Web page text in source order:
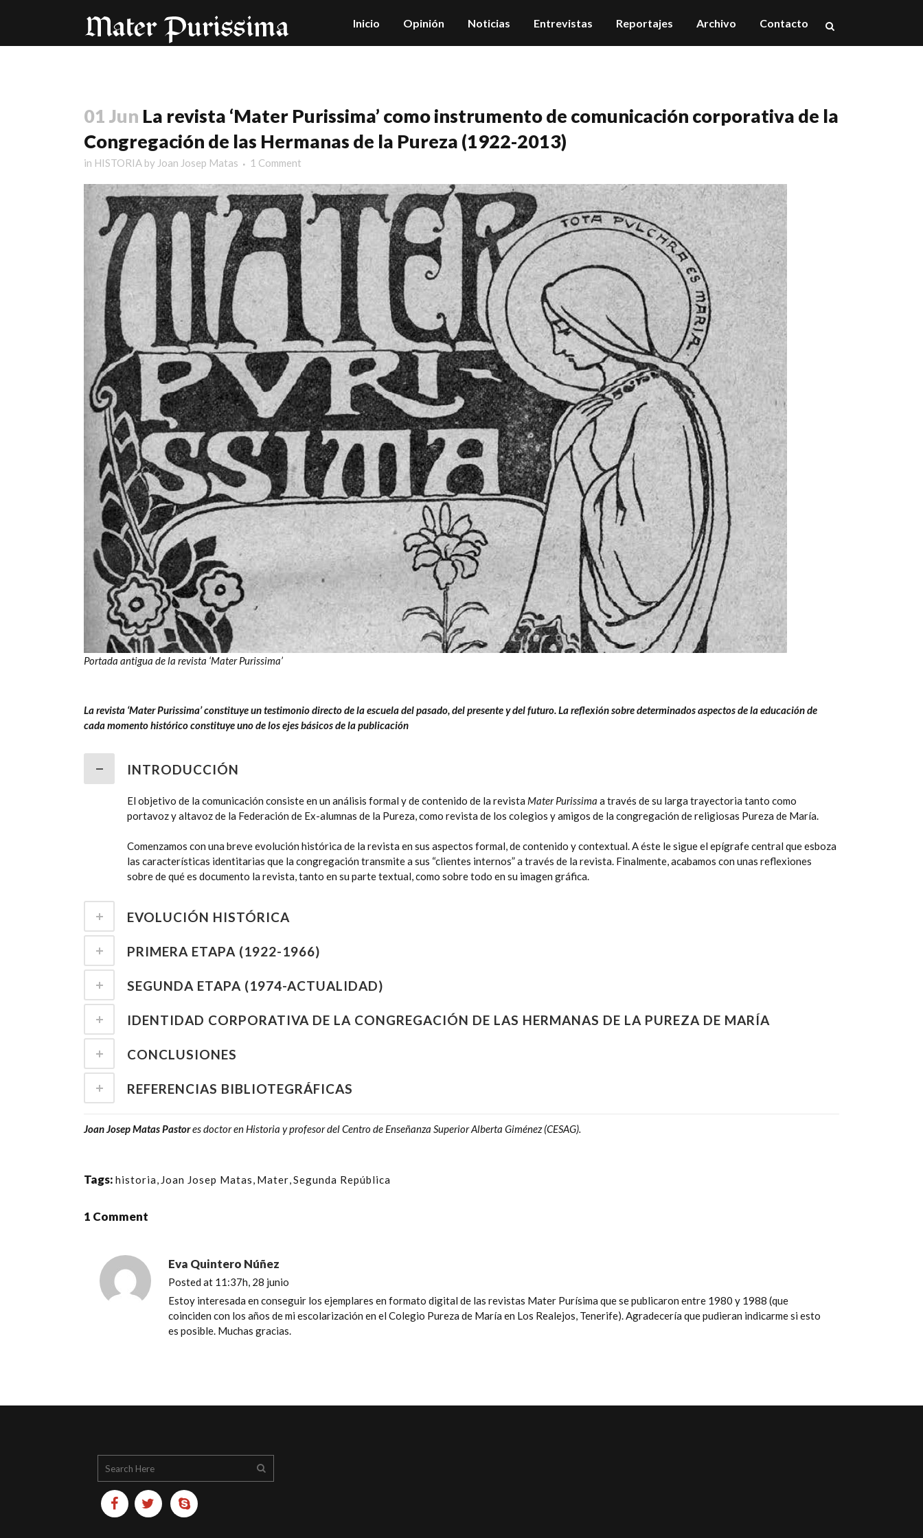
Inicio Opinión Noticias Entrevistas Reportajes Archivo Contacto
01 Jun La revista ‘Mater Purissima’ como instrumento de comunicación corporativa de la
Congregación de las Hermanas de la Pureza (1922-2013)
in HISTORIA by Joan Josep Matas 1 Comment
Portada antigua de la revista ‘Mater Purissima’
La revista ‘Mater Purissima’ constituye un testimonio directo de la escuela del pasado, del presente y del futuro. La reflexión sobre determinados aspectos de la educación de
cada momento histórico constituye uno de los ejes básicos de la publicación
INTRODUCCIÓN
El objetivo de la comunicación consiste en un análisis formal y de contenido de la revista Mater Purissima a través de su larga trayectoria tanto como
portavoz y altavoz de la Federación de Ex-alumnas de la Pureza, como revista de los colegios y amigos de la congregación de religiosas Pureza de María.
Comenzamos con una breve evolución histórica de la revista en sus aspectos formal, de contenido y contextual. A éste le sigue el epígrafe central que esboza
las características identitarias que la congregación transmite a sus “clientes internos” a través de la revista. Finalmente, acabamos con unas reflexiones
sobre de qué es documento la revista, tanto en su parte textual, como sobre todo en su imagen gráfica.
EVOLUCIÓN HISTÓRICA
PRIMERA ETAPA (1922-1966)
SEGUNDA ETAPA (1974-ACTUALIDAD)
IDENTIDAD CORPORATIVA DE LA CONGREGACIÓN DE LAS HERMANAS DE LA PUREZA DE MARÍA
CONCLUSIONES
REFERENCIAS BIBLIOTEGRÁFICAS
Joan Josep Matas Pastores doctor en Historia y profesor delCentro de Enseñanza Superior Alberta Giménez (CESAG).
Tags: historia, Joan Josep Matas, Mater,Segunda República
1 Comment
Eva Quintero Núñez
Posted at 11:37h, 28 junio
Estoy interesada en conseguir los ejemplares en formato digital de las revistas Mater Purísima que se publicaron entre 1980 y 1988 (que
coinciden con los años de mi escolarización en el Colegio Pureza de María en Los Realejos, Tenerife). Agradecería que pudieran indicarme si esto
es posible. Muchas gracias.